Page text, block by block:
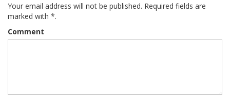
Your email address will not be published. Required fields are
marked with *.
Comment